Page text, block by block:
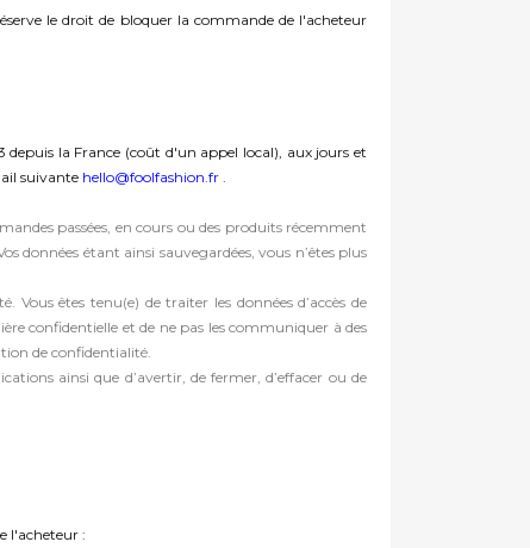
le droit de bloquer la commande de l'acheteur
la France (coût d'un appel local), aux jours et
suivante hello@foolfashion.fr
passées, en cours ou des produits récemment
données étant ainsi sauvegardées, vous n’êtes plus
êtes tenu(e) de traiter les données d’accès de
confidentielle et de ne pas les communiquer à des
de confidentialité.
ainsi que d’avertir, de fermer, d’effacer ou de
l'acheteur :